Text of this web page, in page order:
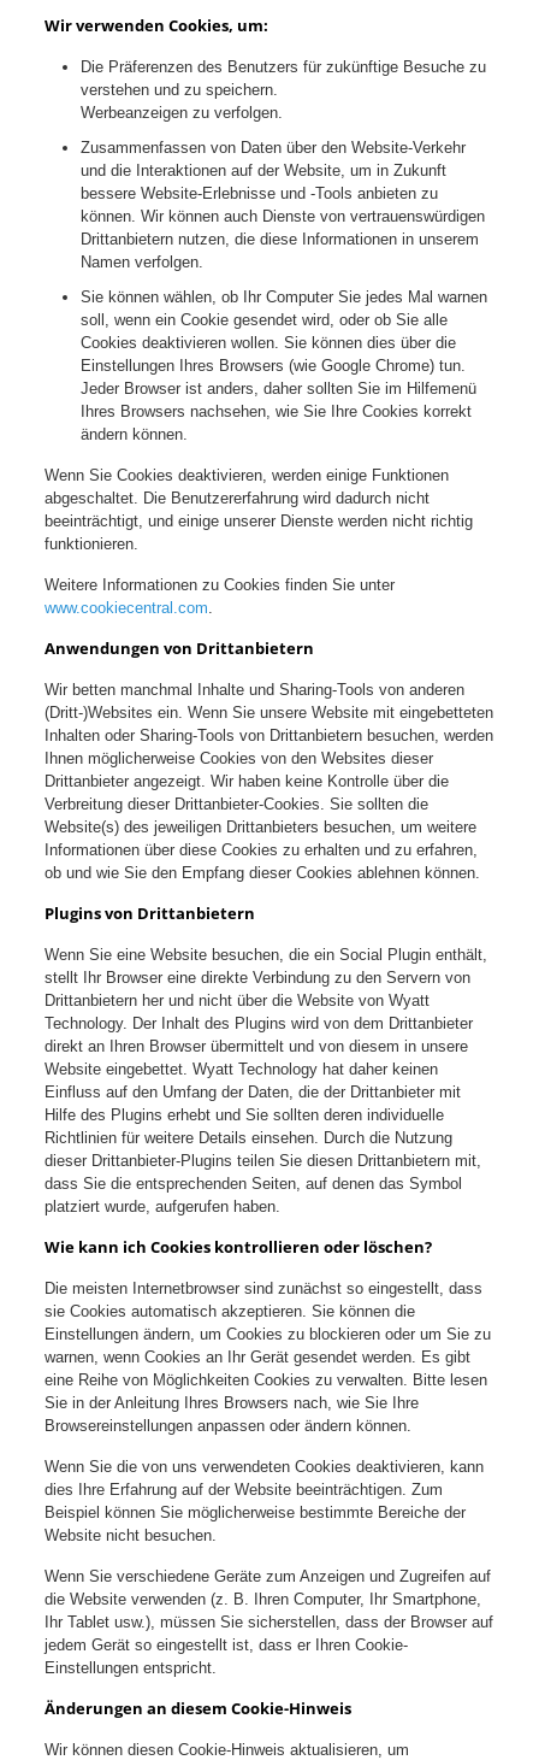
Wir verwenden Cookies, um:
Die Präferenzen des Benutzers für zukünftige Besuche zu
verstehen und zu speichern.
Werbeanzeigen zu verfolgen.
Zusammenfassen von Daten über den Website-Verkehr
und die Interaktionen auf der Website, um in Zukunft
bessere Website-Erlebnisse und -Tools anbieten zu
können. Wir können auch Dienste von vertrauenswürdigen
Drittanbietern nutzen, die diese Informationen in unserem
Namen verfolgen.
Sie können wählen, ob Ihr Computer Sie jedes Mal warnen
soll, wenn ein Cookie gesendet wird, oder ob Sie alle
Cookies deaktivieren wollen. Sie können dies über die
Einstellungen Ihres Browsers (wie Google Chrome) tun.
Jeder Browser ist anders, daher sollten Sie im Hilfemenü
Ihres Browsers nachsehen, wie Sie Ihre Cookies korrekt
ändern können.
Wenn Sie Cookies deaktivieren, werden einige Funktionen
abgeschaltet. Die Benutzererfahrung wird dadurch nicht
beeinträchtigt, und einige unserer Dienste werden nicht richtig
funktionieren.
Weitere Informationen zu Cookies finden Sie unter
www.cookiecentral.com.
Anwendungen von Drittanbietern
Wir betten manchmal Inhalte und Sharing-Tools von anderen
(Dritt-)Websites ein. Wenn Sie unsere Website mit eingebetteten
Inhalten oder Sharing-Tools von Drittanbietern besuchen, werden
Ihnen möglicherweise Cookies von den Websites dieser
Drittanbieter angezeigt. Wir haben keine Kontrolle über die
Verbreitung dieser Drittanbieter-Cookies. Sie sollten die
Website(s) des jeweiligen Drittanbieters besuchen, um weitere
Informationen über diese Cookies zu erhalten und zu erfahren,
ob und wie Sie den Empfang dieser Cookies ablehnen können.
Plugins von Drittanbietern
Wenn Sie eine Website besuchen, die ein Social Plugin enthält,
stellt Ihr Browser eine direkte Verbindung zu den Servern von
Drittanbietern her und nicht über die Website von Wyatt
Technology. Der Inhalt des Plugins wird von dem Drittanbieter
direkt an Ihren Browser übermittelt und von diesem in unsere
Website eingebettet. Wyatt Technology hat daher keinen
Einfluss auf den Umfang der Daten, die der Drittanbieter mit
Hilfe des Plugins erhebt und Sie sollten deren individuelle
Richtlinien für weitere Details einsehen. Durch die Nutzung
dieser Drittanbieter-Plugins teilen Sie diesen Drittanbietern mit,
dass Sie die entsprechenden Seiten, auf denen das Symbol
platziert wurde, aufgerufen haben.
Wie kann ich Cookies kontrollieren oder löschen?
Die meisten Internetbrowser sind zunächst so eingestellt, dass
sie Cookies automatisch akzeptieren. Sie können die
Einstellungen ändern, um Cookies zu blockieren oder um Sie zu
warnen, wenn Cookies an Ihr Gerät gesendet werden. Es gibt
eine Reihe von Möglichkeiten Cookies zu verwalten. Bitte lesen
Sie in der Anleitung Ihres Browsers nach, wie Sie Ihre
Browsereinstellungen anpassen oder ändern können.
Wenn Sie die von uns verwendeten Cookies deaktivieren, kann
dies Ihre Erfahrung auf der Website beeinträchtigen. Zum
Beispiel können Sie möglicherweise bestimmte Bereiche der
Website nicht besuchen.
Wenn Sie verschiedene Geräte zum Anzeigen und Zugreifen auf
die Website verwenden (z. B. Ihren Computer, Ihr Smartphone,
Ihr Tablet usw.), müssen Sie sicherstellen, dass der Browser auf
jedem Gerät so eingestellt ist, dass er Ihren Cookie-
Einstellungen entspricht.
Änderungen an diesem Cookie-Hinweis
Wir können diesen Cookie-Hinweis aktualisieren, um